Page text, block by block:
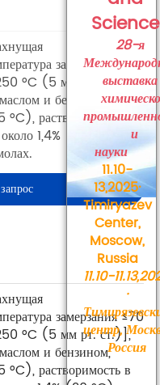
замерзания ≤70
°C (5 мм рт. ст.)],
и бензином,
°C), растворимость в
около 1,4% (20 °C),
замерзания ≤70
°C (5 мм рт. ст.)],
и бензином,
°C), растворимость в
Science
28-я
выставка
и
науки
11.10-
13,2025·
Timiryazev
Center,
Moscow,
Russia
11.10-
·
центр,
Россия